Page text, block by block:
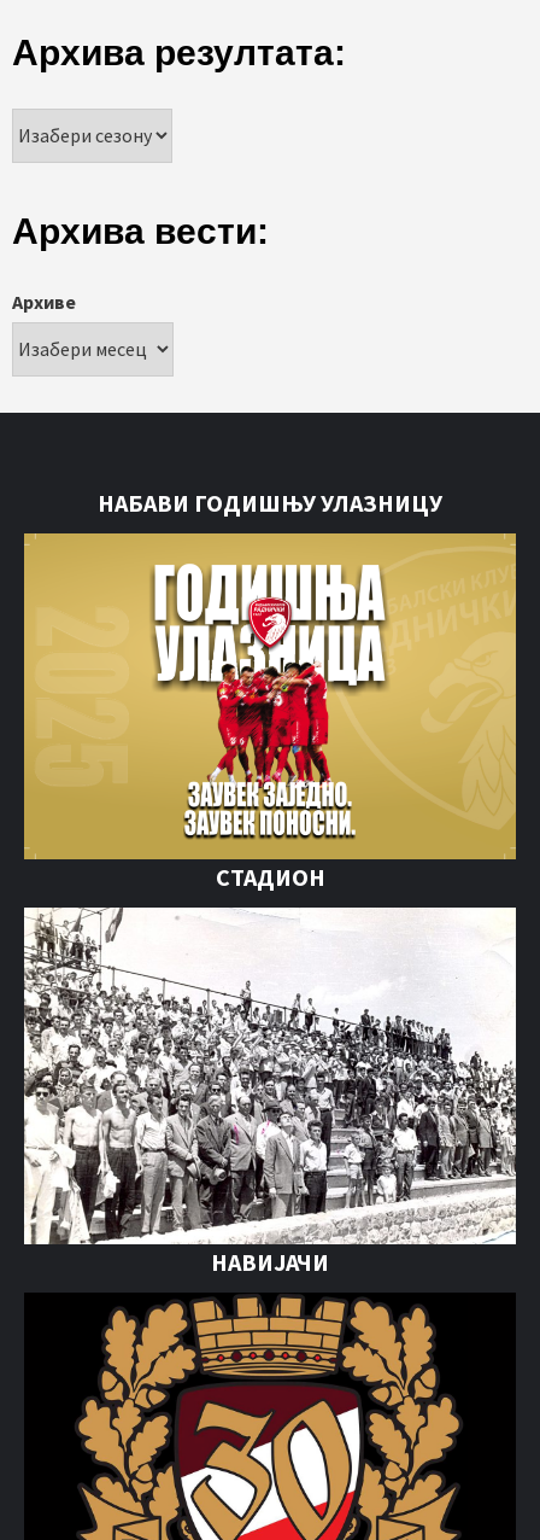
Архива резултата:
Архива вести:
Архиве
НАБАВИ ГОДИШЊУ УЛАЗНИЦУ
СТАДИОН
НАВИЈАЧИ